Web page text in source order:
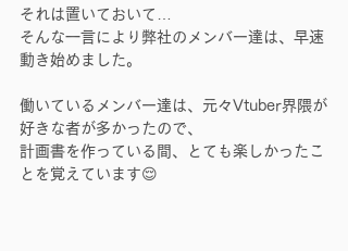
それは置いておいて…
そんな一言により弊社のメンバー達は、早速
動き始めました。
働いているメンバー達は、元々Vtuber界隈が
好きな者が多かったので、
計画書を作っている間、とても楽しかったこ
とを覚えています😌